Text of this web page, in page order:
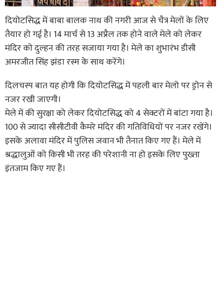
दियोटसिद्ध में बाबा बालक नाथ की नगरी आज से चैत्र मेलों के लिए
तैयार हो गई है। 14 मार्च से 13 अप्रैल तक होने वाले मेले को लेकर
मंदिर को दुल्हन की तरह सजाया गया है। मेले का शुभारंभ डीसी
अमरजीत सिंह झंडा रस्म के साथ करेंगे।
दिलचस्प बात यह होगी कि दियोटसिद्ध में पहली बार मेलो पर ड्रोन से
नजर रखी जाएगी।
मेले में की सुरक्षा को लेकर दियोटसिद्ध को 4 सेक्टरों में बांटा गया है।
100 से ज्यादा सीसीटीवी कैमरे मंदिर की गतिविधियों पर नजर रखेंगे।
इसके अलावा मंदिर में पुलिस जवान भी तैनात किए गए हैं। मेले में
श्रद्धालुओं को किसी भी तरह की परेशानी ना हो इसके लिए पुख्ता
इंतजाम किए गए हैं।